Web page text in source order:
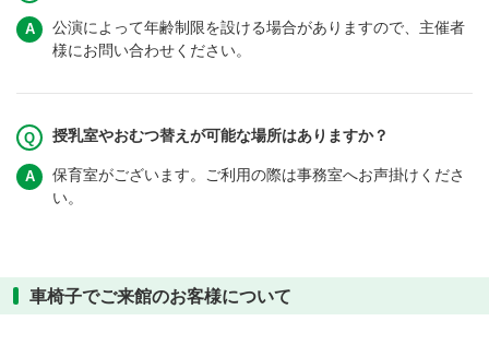
公演によって年齢制限を設ける場合がありますので、主催者
様にお問い合わせください。
授乳室やおむつ替えが可能な場所はありますか？
保育室がございます。ご利用の際は事務室へお声掛けくださ
い。
車椅子でご来館のお客様について